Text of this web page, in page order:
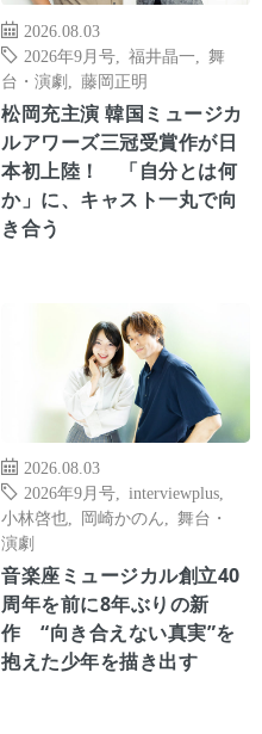
2026.08.03
2026年9月号
福井晶一
舞
台・演劇
藤岡正明
松岡充主演 韓国ミュージカ
ルアワーズ三冠受賞作が日
本初上陸！ 「自分とは何
か」に、キャスト一丸で向
き合う
2026.08.03
2026年9月号
interviewplus
小林啓也
岡崎かのん
舞台・
演劇
音楽座ミュージカル創立40
周年を前に8年ぶりの新
作 “向き合えない真実”を
抱えた少年を描き出す